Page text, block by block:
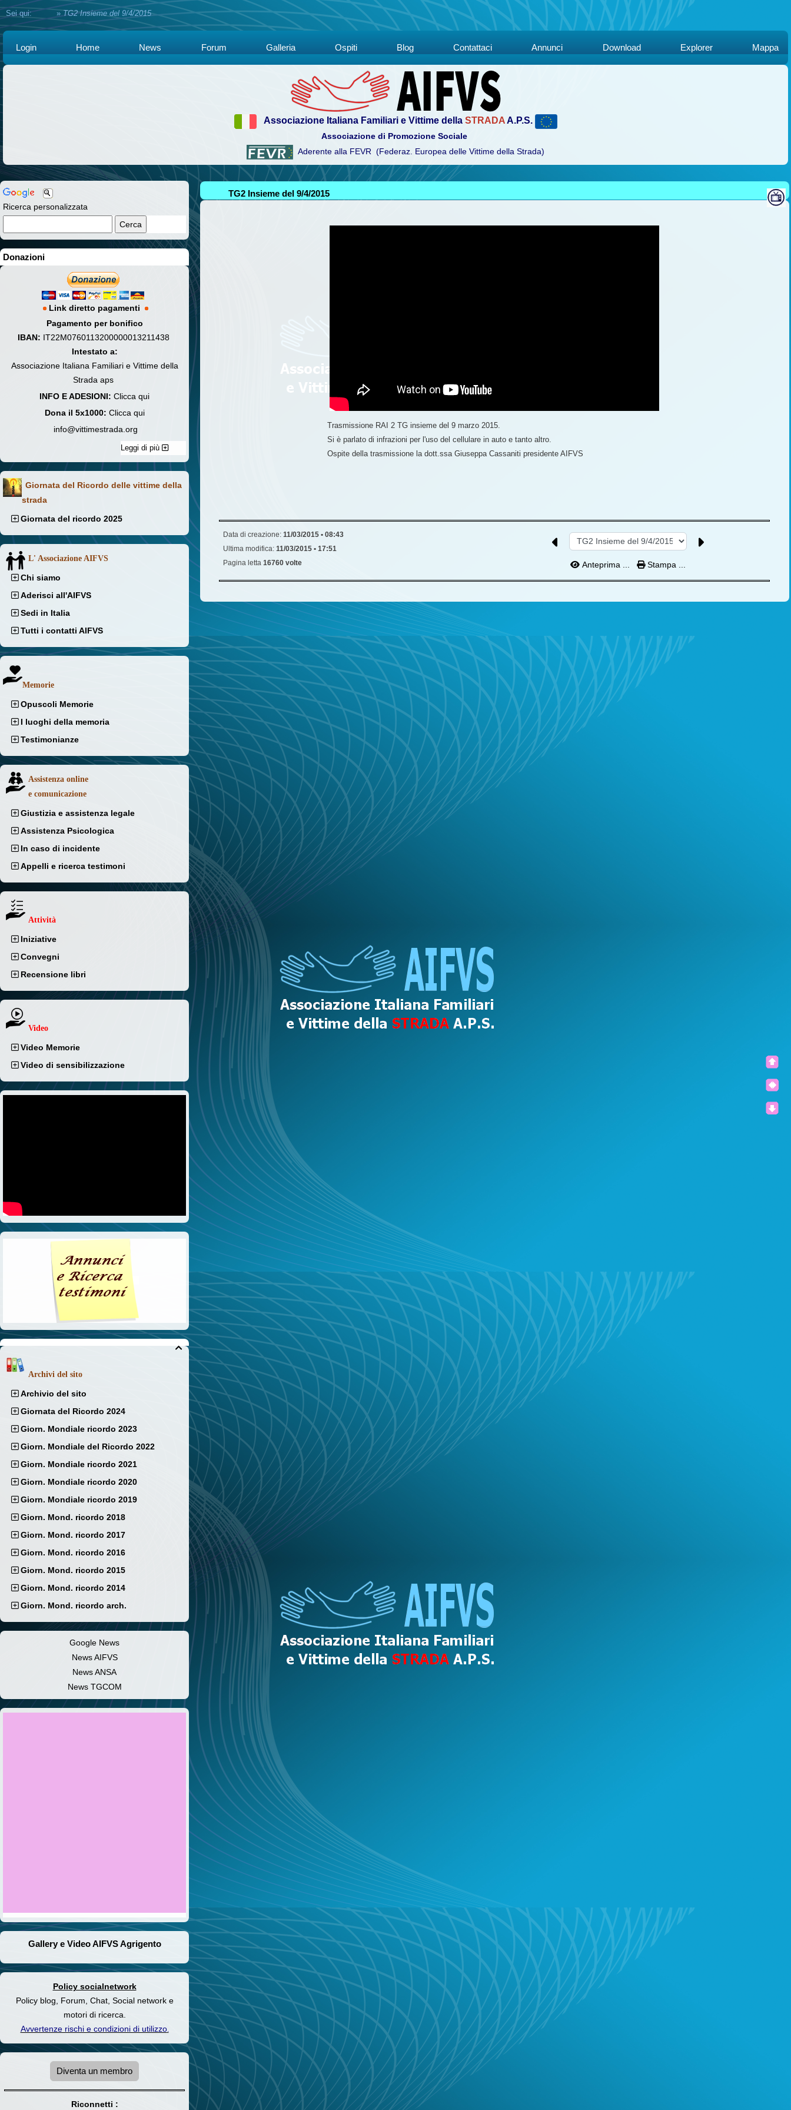
Sei qui:Home »TG2 Insieme del 9/4/2015
Login Home News Forum Galleria Ospiti Blog Contattaci Annunci Download Explorer Mappa
Associazione Italiana Familiari e Vittime della STRADAA.P.S.
Associazione di Promozione Sociale
Aderente alla FEVR (Federaz. Europea delle Vittime della Strada)
Ricerca personalizzata
Donazioni
Link diretto pagamenti
Pagamento per bonifico
IBAN: IT22M0760113200000013211438
Intestato a:
Associazione Italiana Familiari e Vittime della
Strada aps
INFO E ADESIONI: Clicca qui
Dona il 5x1000: Clicca qui
info@vittimestrada.org
Leggi di più
Giornata del Ricordo delle vittime della
strada
Giornata del ricordo 2025
L' Associazione AIFVS
Chi siamo
Aderisci all'AIFVS
Sedi in Italia
Tutti i contatti AIFVS
Memorie
Opuscoli Memorie
I luoghi della memoria
Testimonianze
Assistenza online
e comunicazione
Giustizia e assistenza legale
Assistenza Psicologica
In caso di incidente
Appelli e ricerca testimoni
Attività
Iniziative
Convegni
Recensione libri
Video
Video Memorie
Video di sensibilizzazione

Archivi del sito
Archivio del sito
Giornata del Ricordo 2024
Giorn. Mondiale ricordo 2023
Giorn. Mondiale del Ricordo 2022
Giorn. Mondiale ricordo 2021
Giorn. Mondiale ricordo 2020
Giorn. Mondiale ricordo 2019
Giorn. Mond. ricordo 2018
Giorn. Mond. ricordo 2017
Giorn. Mond. ricordo 2016
Giorn. Mond. ricordo 2015
Giorn. Mond. ricordo 2014
Giorn. Mond. ricordo arch.
Google News
News AIFVS
News ANSA
News TGCOM
Gallery e Video AIFVS Agrigento
Policy socialnetwork
Policy blog, Forum, Chat, Social network e
motori di ricerca.
Avvertenze rischi e condizioni di utilizzo.
Diventa un membro
Riconnetti :
TG2 Insieme del 9/4/2015
Trasmissione RAI 2 TG insieme del 9 marzo 2015.
Si è parlato di infrazioni per l'uso del cellulare in auto e tanto altro.
Ospite della trasmissione la dott.ssa Giuseppa Cassaniti presidente AIFVS
Data di creazione: 11/03/2015 • 08:43
Ultima modifica: 11/03/2015 • 17:51
Pagina letta 16760 volte Anteprima ... Stampa ...